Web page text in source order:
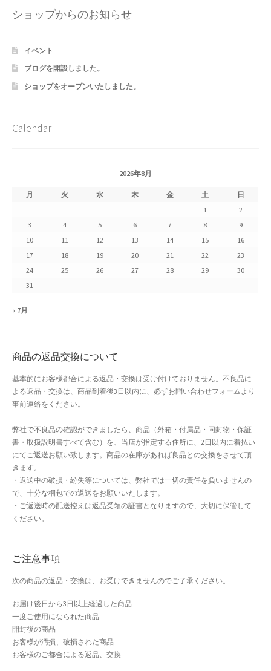
Shipment Tracking
wpwBot Mobile App
お問い合わせ
ご利用規約
よくある質問
カート
カート
クイック注文フォーム
クリスマス特集
サマーセール
セール
テスト 「テーブル
ハロウィン特集
ショップからのお知らせ
イベント
ブログを開設しました。
ショップをオープンいたしました。
Calendar
2026年8月
月 火 水 木 金 土
日
1
2
3
4 5 6 7 8
9
10
11 12 13 14 15
16
17
18 19 20 21 22
23
24
25 26 27 28 29
30
31
« 7月
商品の返品交換について
基本的にお客様都合による返品・交換は受け付けておりません。不良品に
よる返品・交換は、商品到着後3日以内に、必ずお問い合わせフォームより
事前連絡をください。
弊社で不良品の確認ができましたら、商品（外箱・付属品・同封物・保証
書・取扱説明書すべて含む）を、当店が指定する住所に、2日以内に着払い
にてご返送お願い致します。商品の在庫があれば良品との交換をさせて頂
きます。
・返送中の破損・紛失等については、弊社では一切の責任を負いませんの
で、十分な梱包での返送をお願いいたします。
・ご返送時の配送控えは返品受領の証書となりますので、大切に保管して
ください。
ご注意事項
次の商品の返品・交換は、お受けできませんのでご了承ください。
お届け後日から3日以上経過した商品
一度ご使用になられた商品
開封後の商品
お客様が汚損、破損された商品
お客様のご都合による返品、交換